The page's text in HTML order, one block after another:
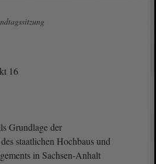
16
Grundlage der
staatlichen Hochbaus und
in Sachsen-Anhalt